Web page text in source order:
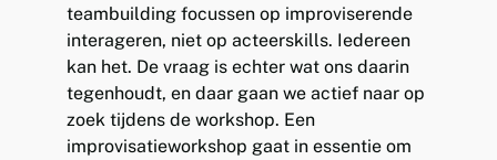
teambuilding focussen op improviserende
interageren, niet op acteerskills. Iedereen
kan het. De vraag is echter wat ons daarin
tegenhoudt, en daar gaan we actief naar op
zoek tijdens de workshop. Een
improvisatieworkshop gaat in essentie om